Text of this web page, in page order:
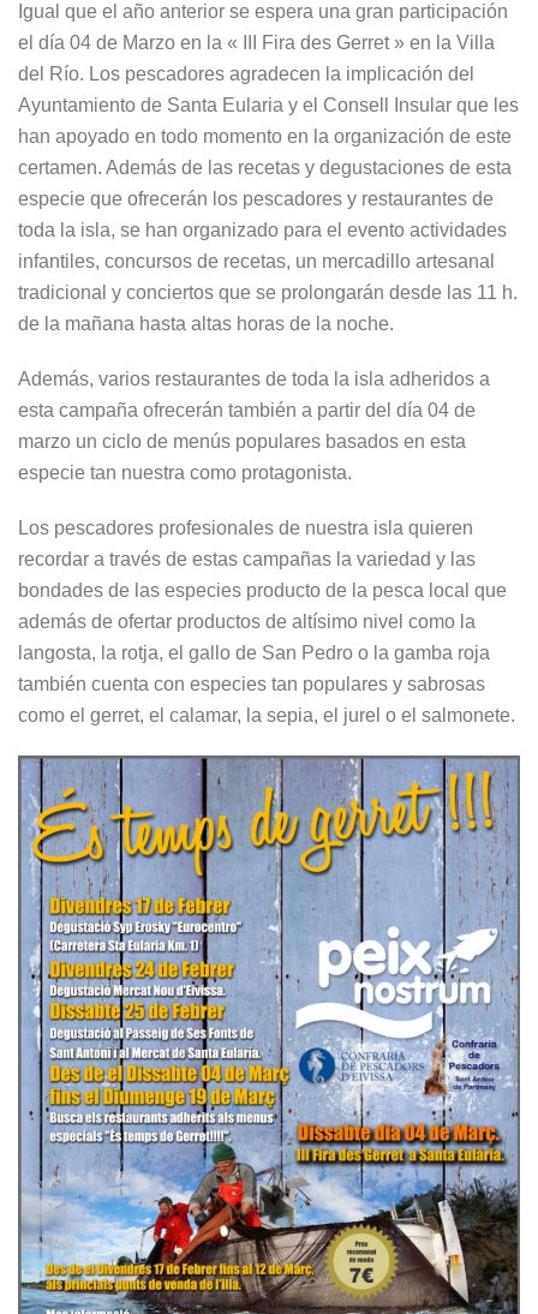
Igual que el año anterior se espera una gran participación
el día 04 de Marzo en la « III Fira des Gerret » en la Villa
del Río. Los pescadores agradecen la implicación del
Ayuntamiento de Santa Eularia y el Consell Insular que les
han apoyado en todo momento en la organización de este
certamen. Además de las recetas y degustaciones de esta
especie que ofrecerán los pescadores y restaurantes de
toda la isla, se han organizado para el evento actividades
infantiles, concursos de recetas, un mercadillo artesanal
tradicional y conciertos que se prolongarán desde las 11 h.
de la mañana hasta altas horas de la noche.
Además, varios restaurantes de toda la isla adheridos a
esta campaña ofrecerán también a partir del día 04 de
marzo un ciclo de menús populares basados en esta
especie tan nuestra como protagonista.
Los pescadores profesionales de nuestra isla quieren
recordar a través de estas campañas la variedad y las
bondades de las especies producto de la pesca local que
además de ofertar productos de altísimo nivel como la
langosta, la rotja, el gallo de San Pedro o la gamba roja
también cuenta con especies tan populares y sabrosas
como el gerret, el calamar, la sepia, el jurel o el salmonete.